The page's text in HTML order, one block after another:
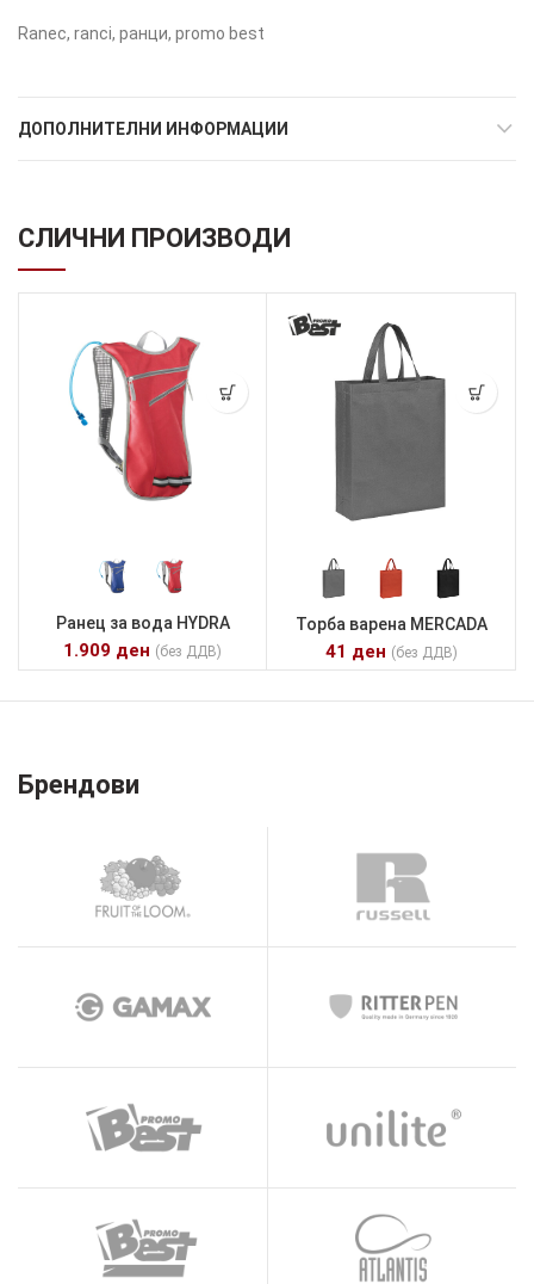
Ranec, ranci, ранци, promo best
ДОПОЛНИТЕЛНИ ИНФОРМАЦИИ
СЛИЧНИ ПРОИЗВОДИ
Ранец за вода HYDRA
1.909 ден (без ДДВ)
Торба варена MERCADA
41 ден (без ДДВ)
Брендови